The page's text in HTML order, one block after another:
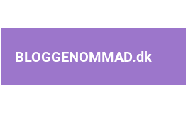
BLOGGENOMMAD.dk